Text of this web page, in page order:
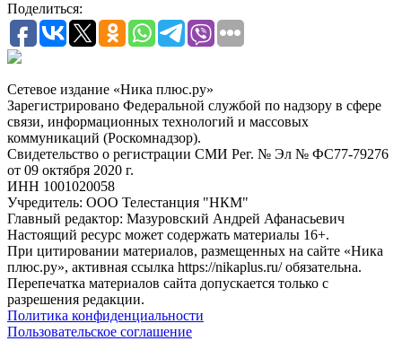
Поделиться:
Сетевое издание «Ника плюс.ру»
Зарегистрировано Федеральной службой по надзору в сфере
связи, информационных технологий и массовых
коммуникаций (Роскомнадзор).
Свидетельство о регистрации СМИ Рег. № Эл № ФС77-79276
от 09 октября 2020 г.
ИНН 1001020058
Учредитель: ООО Телестанция "НКМ"
Главный редактор: Мазуровский Андрей Афанасьевич
Настоящий ресурс может содержать материалы 16+.
При цитировании материалов, размещенных на сайте «Ника
плюс.ру», активная ссылка https://nikaplus.ru/ обязательна.
Перепечатка материалов сайта допускается только с
разрешения редакции.
Политика конфиденциальности
Пользовательское соглашение